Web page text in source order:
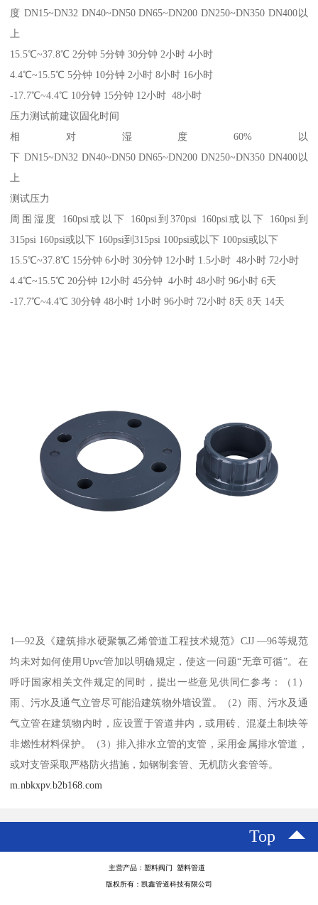
度 DN15~DN32 DN40~DN50 DN65~DN200 DN250~DN350 DN400以
上
15.5℃~37.8℃ 2分钟 5分钟 30分钟 2小时 4小时
4.4℃~15.5℃ 5分钟 10分钟 2小时 8小时 16小时
-17.7℃~4.4℃ 10分钟 15分钟 12小时 48小时
压力测试前建议固化时间
相对湿度60%以
下 DN15~DN32 DN40~DN50 DN65~DN200 DN250~DN350 DN400以
上
测试压力
周围湿度 160psi或以下 160psi到370psi 160psi或以下 160psi到
315psi 160psi或以下 160psi到315psi 100psi或以下 100psi或以下
15.5℃~37.8℃ 15分钟 6小时 30分钟 12小时 1.5小时 48小时 72小时
4.4℃~15.5℃ 20分钟 12小时 45分钟 4小时 48小时 96小时 6天
-17.7℃~4.4℃ 30分钟 48小时 1小时 96小时 72小时 8天 8天 14天
1—92及《建筑排水硬聚氯乙烯管道工程技术规范》CJJ —96等规范
均未对如何使用Upvc管加以明确规定，使这一问题“无章可循”。在
呼吁国家相关文件规定的同时，提出一些意见供同仁参考：（1）
雨、污水及通气立管尽可能沿建筑物外墙设置。（2）雨、污水及通
气立管在建筑物内时，应设置于管道井内，或用砖、混凝土制块等
非燃性材料保护。（3）排入排水立管的支管，采用金属排水管道，
或对支管采取严格防火措施，如钢制套管、无机防火套管等。
m.nbkxpv.b2b168.com
Top
主营产品：塑料阀门 塑料管道
版权所有：凯鑫管道科技有限公司